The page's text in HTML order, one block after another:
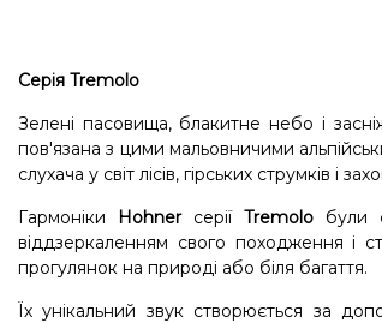
Серія Tremolo
Зелені пасовища, блакитне небо і
пов'язана з цими мальовничими
слухача у світ лісів, гірських струмків і
Гармоніки
Hohner серіїTremolo були
віддзеркаленням свого походження і
прогулянок на природі або біля багаття.
Їх унікальний звук створюється за